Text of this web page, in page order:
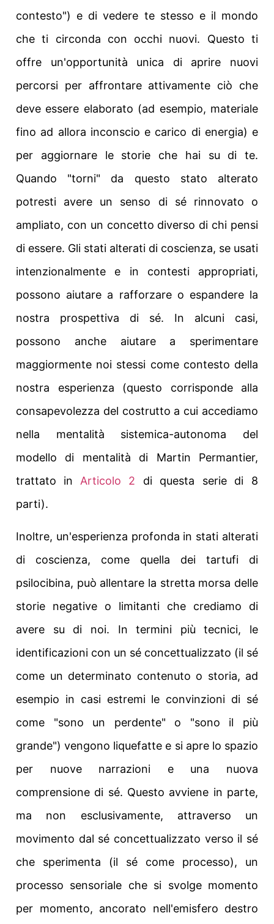
contesto") e di vedere te stesso e il mondo
che ti circonda con occhi nuovi. Questo ti
offre un'opportunità unica di aprire nuovi
percorsi per affrontare attivamente ciò che
deve essere elaborato (ad esempio, materiale
fino ad allora inconscio e carico di energia) e
per aggiornare le storie che hai su di te.
Quando "torni" da questo stato alterato
potresti avere un senso di sé rinnovato o
ampliato, con un concetto diverso di chi pensi
di essere. Gli stati alterati di coscienza, se usati
intenzionalmente e in contesti appropriati,
possono aiutare a rafforzare o espandere la
nostra prospettiva di sé. In alcuni casi,
possono anche aiutare a sperimentare
maggiormente noi stessi come contesto della
nostra esperienza (questo corrisponde alla
consapevolezza del costrutto a cui accediamo
nella mentalità sistemica-autonoma del
modello di mentalità di Martin Permantier,
trattato in Articolo 2 di questa serie di 8
parti).
Inoltre, un'esperienza profonda in stati alterati
di coscienza, come quella dei tartufi di
psilocibina, può allentare la stretta morsa delle
storie negative o limitanti che crediamo di
avere su di noi. In termini più tecnici, le
identificazioni con un sé concettualizzato (il sé
come un determinato contenuto o storia, ad
esempio in casi estremi le convinzioni di sé
come "sono un perdente" o "sono il più
grande") vengono liquefatte e si apre lo spazio
per nuove narrazioni e una nuova
comprensione di sé. Questo avviene in parte,
ma non esclusivamente, attraverso un
movimento dal sé concettualizzato verso il sé
che sperimenta (il sé come processo), un
processo sensoriale che si svolge momento
per momento, ancorato nell'emisfero destro